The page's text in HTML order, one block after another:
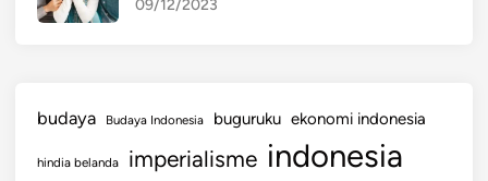
i
09/12/2023
budaya Budaya Indonesia buguruku ekonomi indonesia
hindia belanda imperialisme indonesia